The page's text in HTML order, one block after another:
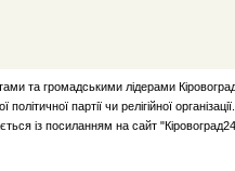
та громадськими лідерами
партії чи релігійної
із посиланням на сайт